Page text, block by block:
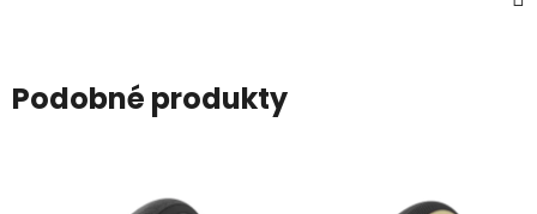
Podobné produkty